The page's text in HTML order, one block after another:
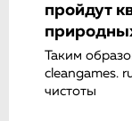
пройдут
Таким
cleangames.
чистоты